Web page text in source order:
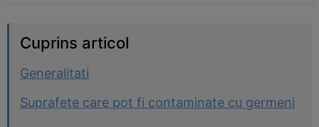
Cuprins articol
Generalitati
Suprafete care pot fi contaminate cu germeni